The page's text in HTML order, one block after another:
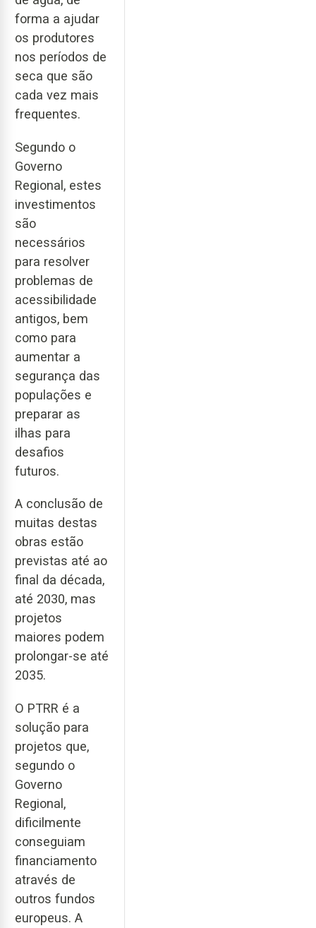
forma a ajudar
os produtores
nos períodos de
seca que são
cada vez mais
frequentes.
Segundo o
Governo
Regional, estes
investimentos
são
necessários
para resolver
problemas de
acessibilidade
antigos, bem
como para
aumentar a
segurança das
populações e
preparar as
ilhas para
desafios
futuros.
A conclusão de
muitas destas
obras estão
previstas até ao
final da década,
até 2030, mas
projetos
maiores podem
prolongar-se até
2035.
O PTRR é a
solução para
projetos que,
segundo o
Governo
Regional,
dificilmente
conseguiam
financiamento
através de
outros fundos
europeus. A